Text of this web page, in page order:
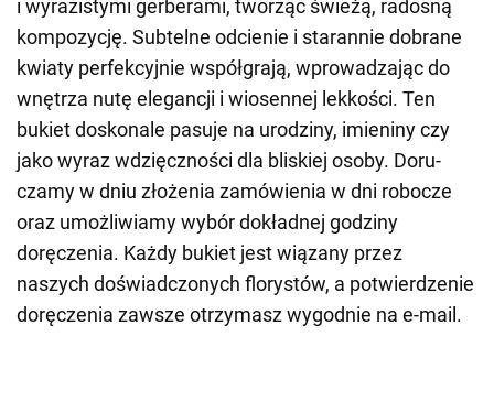
i wyrazistymi gerberami, tworząc świeżą, radosną
kompozycję. Subtelne odcienie i starannie dobrane
kwiaty perfekcyjnie współgrają, wprowadzając do
wnętrza nutę elegancji i wiosennej lekkości. Ten
bukiet doskonale pasuje na urodziny, imieniny czy
jako wyraz wdzięczności dla bliskiej osoby. Doru­
czamy w dniu złożenia zamówienia w dni robocze
oraz umożliwiamy wybór dokładnej godziny
doręczenia. Każdy bukiet jest wiązany przez
naszych doświadczonych florystów, a potwierdzenie
doręczenia zawsze otrzymasz wygodnie na e-mail.